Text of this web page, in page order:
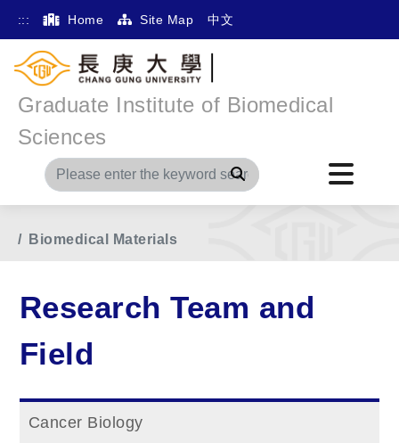
::: Home Site Map 中文
Graduate Institute of Biomedical
Sciences
Search
Main Menu Research Team and Field
Biomedical Materials
Research Team and
Field
Cancer Biology